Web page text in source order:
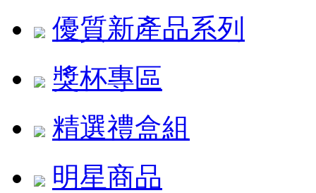
優質新產品系列
獎杯專區
精選禮盒組
明星商品